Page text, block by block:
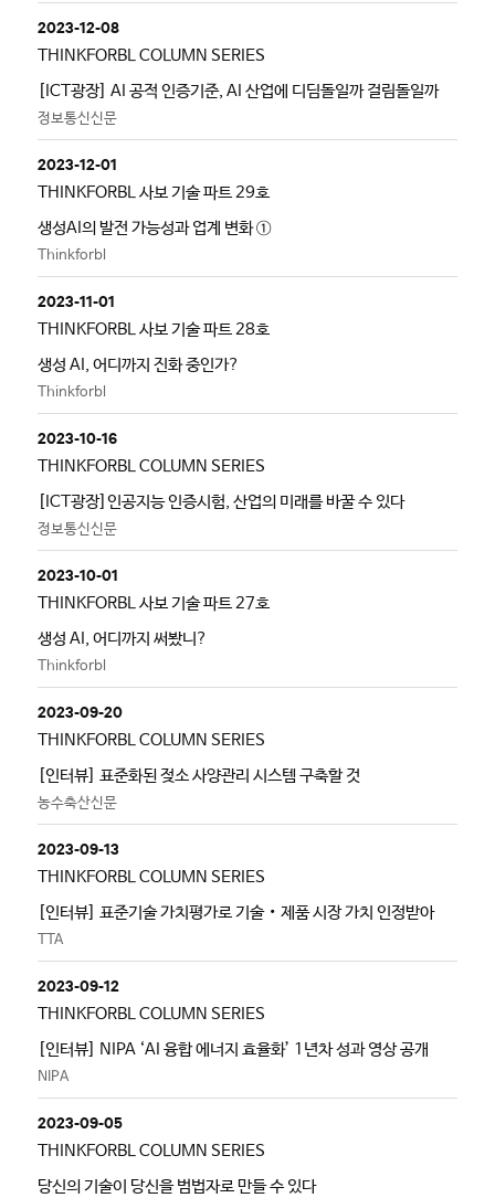
2023-12-08
THINKFORBL COLUMN SERIES
[ICT광장] AI 공적 인증기준, AI 산업에 디딤돌일까 걸림돌일까
정보통신신문
2023-12-01
THINKFORBL 사보 기술 파트 29호
생성AI의 발전 가능성과 업계 변화 ①
Thinkforbl
2023-11-01
THINKFORBL 사보 기술 파트 28호
생성 AI, 어디까지 진화 중인가?
Thinkforbl
2023-10-16
THINKFORBL COLUMN SERIES
[ICT광장]인공지능 인증시험, 산업의 미래를 바꿀 수 있다
정보통신신문
2023-10-01
THINKFORBL 사보 기술 파트 27호
생성 AI, 어디까지 써봤니?
Thinkforbl
2023-09-20
THINKFORBL COLUMN SERIES
[인터뷰] 표준화된 젖소 사양관리 시스템 구축할 것
농수축산신문
2023-09-13
THINKFORBL COLUMN SERIES
[인터뷰] 표준기술 가치평가로 기술‧제품 시장 가치 인정받아
TTA
2023-09-12
THINKFORBL COLUMN SERIES
[인터뷰] NIPA ‘AI 융합 에너지 효율화’ 1년차 성과 영상 공개
NIPA
2023-09-05
THINKFORBL COLUMN SERIES
당신의 기술이 당신을 범법자로 만들 수 있다